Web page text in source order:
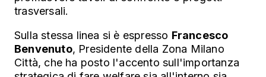
trasversali.
Sulla stessa linea si è espresso Francesco
Benvenuto, Presidente della Zona Milano
Città, che ha posto l'accento sull'importanza